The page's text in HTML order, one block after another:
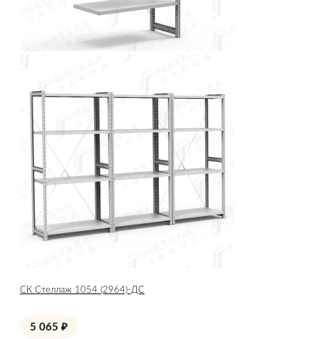
СК Стеллаж 1054 (2964)-ДС
5 065 ₽